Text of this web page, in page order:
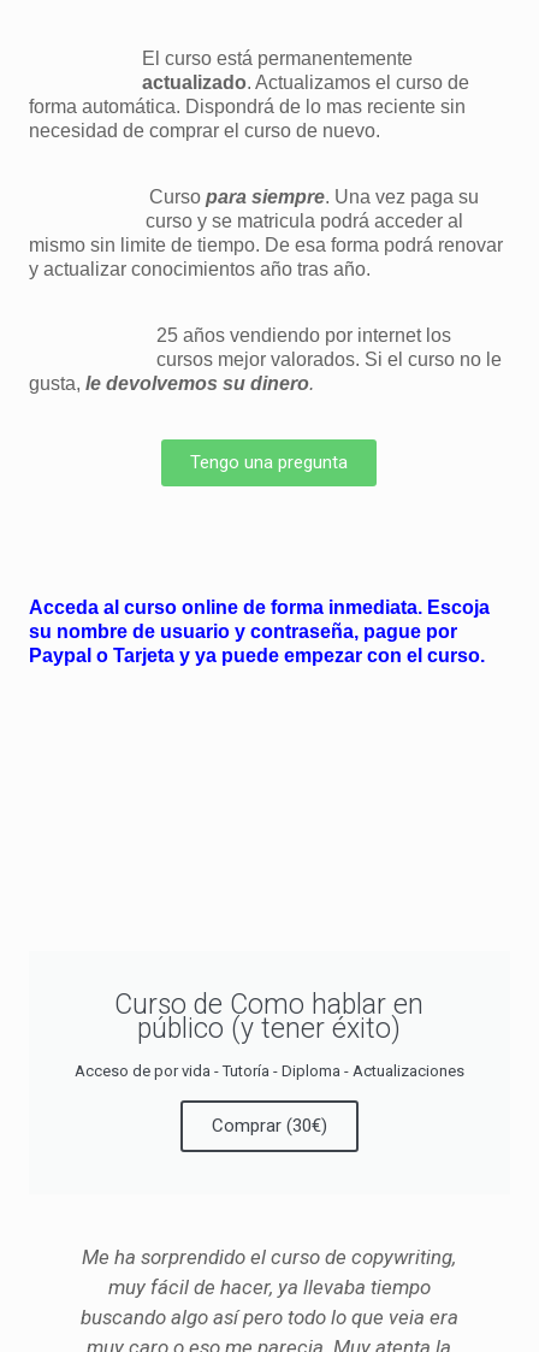
El curso está permanentemente
actualizado. Actualizamos el curso de
forma automática. Dispondrá de lo mas reciente sin
necesidad de comprar el curso de nuevo.
Cursopara siempre. Una vez paga su
curso y se matricula podrá acceder al
mismo sin limite de tiempo. De esa forma podrá renovar
y actualizar conocimientos año tras año.
25 años vendiendo por internet los
cursos mejor valorados. Si el curso no le
gusta,le devolvemos su dinero.
Tengo una pregunta
Acceda al curso online de forma inmediata. Escoja
su nombre de usuario y contraseña, pague por
Paypal o Tarjeta y ya puede empezar con el curso.
Curso de Como hablar en
público (y tener éxito)
Acceso de por vida - Tutoría - Diploma - Actualizaciones
Comprar (30€)
Me ha sorprendido el curso de copywriting,
muy fácil de hacer, ya llevaba tiempo
buscando algo así pero todo lo que veia era